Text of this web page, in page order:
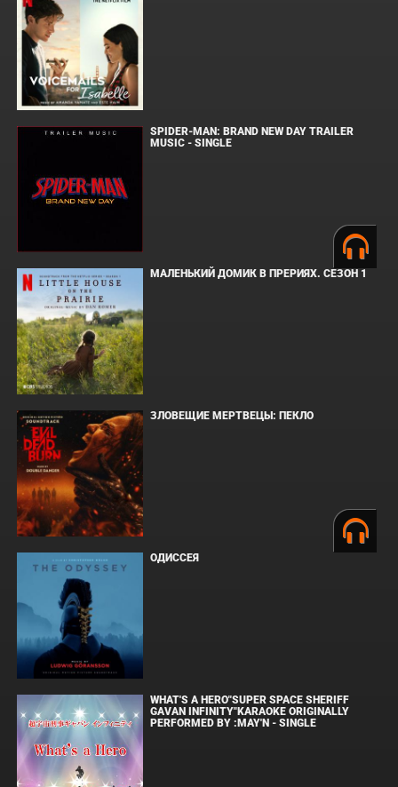
SPIDER-MAN: BRAND NEW DAY TRAILER
MUSIC - SINGLE
МАЛЕНЬКИЙ ДОМИК В ПРЕРИЯХ. СЕЗОН 1
ЗЛОВЕЩИЕ МЕРТВЕЦЫ: ПЕКЛО
ОДИССЕЯ
WHAT'S A HERO"SUPER SPACE SHERIFF
GAVAN INFINITY"KARAOKE ORIGINALLY
PERFORMED BY :MAY'N - SINGLE